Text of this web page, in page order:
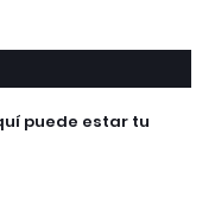
puede estar tu